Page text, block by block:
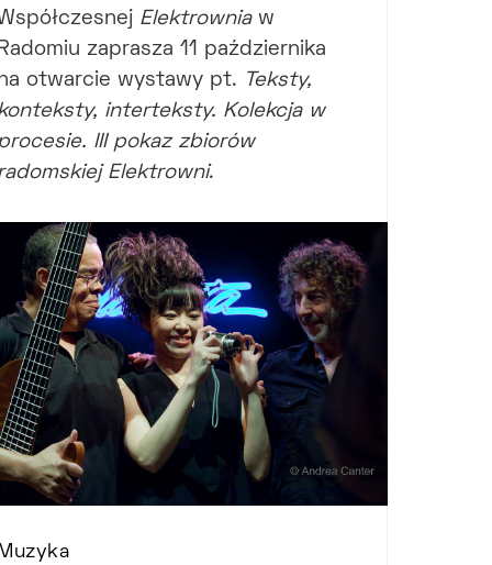
Elektrowniaw
zaprasza 11 października
otwarcie wystawy pt.
Teksty,
interteksty. Kolekcja w
III pokaz zbiorów
Elektrowni.